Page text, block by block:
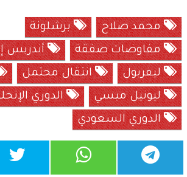
محمد صلاح
برشلونة
مفاوضات صفقة
أندريس
ليفربول
انتقال محتمل
ليونيل ميسي
الدوري
الدوري السعودي